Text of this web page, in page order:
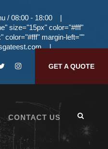
/ 08:00 - 18:00
|
size="15px" color="#fff"
color="#fff" margin-left=""
|
GET A QUOTE
CONTACT US